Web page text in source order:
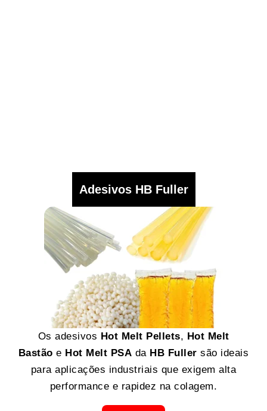
Adesivos HB Fuller
Os adesivos Hot Melt Pellets, Hot Melt
Bastão e Hot Melt PSA da HB Fuller são ideais
para aplicações industriais que exigem alta
performance e rapidez na colagem.